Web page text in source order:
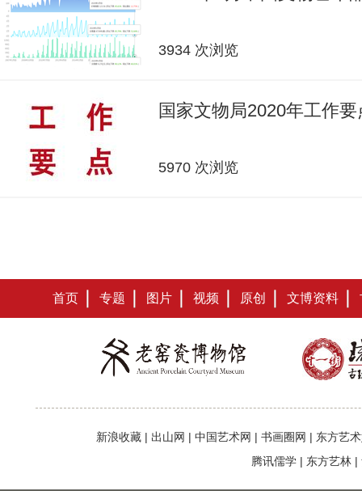
3934 次浏览
国家文物局2020年工作要
5970 次浏览
首页 专题 图片 视频 原创 文博资料
新浪收藏 | 出山网 | 中国艺术网 | 书画圈网 | 东方艺
腾讯儒学 | 东方艺林 |